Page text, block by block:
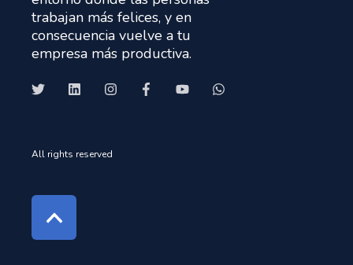
trabajan más felices, y en
consecuencia vuelve a tu
empresa más productiva.
All rights reserved